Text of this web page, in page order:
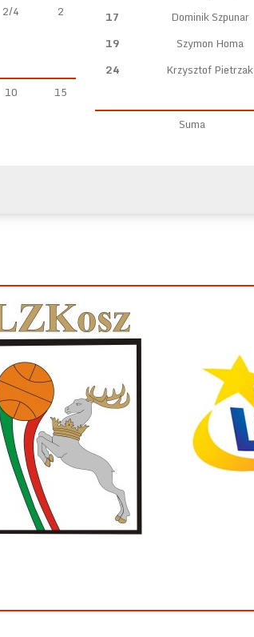
2/4
2
10 15
17
Dominik Szpunar
19
Szymon Homa
24
Krzysztof Pietrzak
Suma